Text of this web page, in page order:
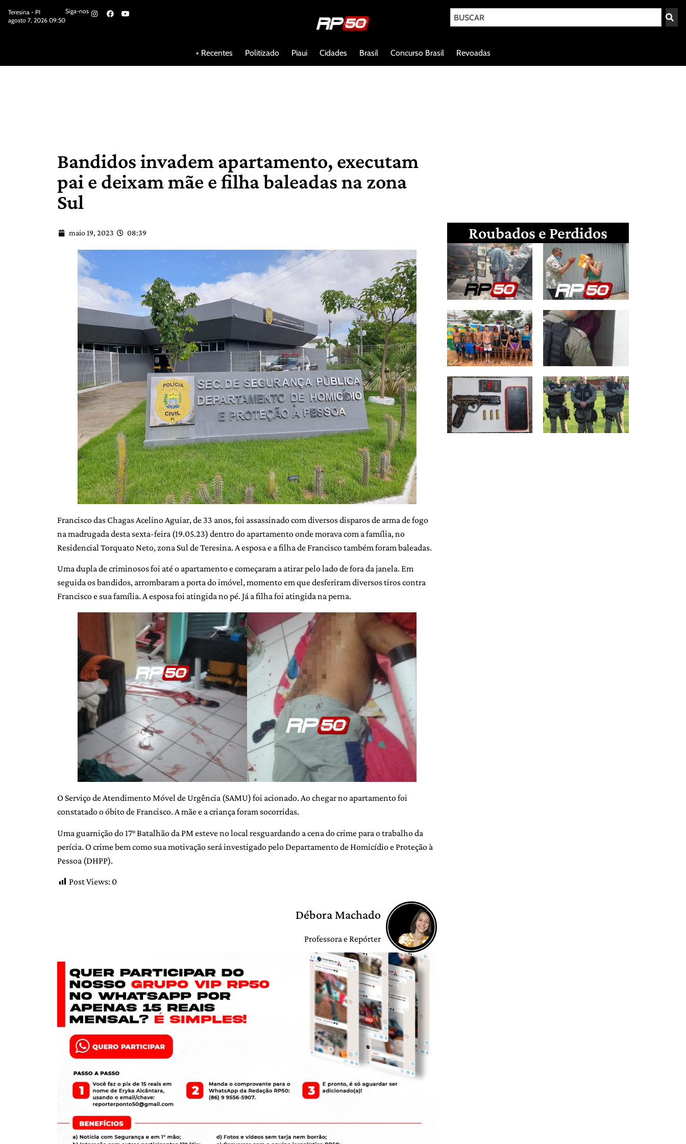
Teresina - PI
agosto 7, 2026 09:50
Siga-nos
+ Recentes Politizado Piaui Cidades Brasil Concurso Brasil Revoadas
Bandidos invadem apartamento, executam
pai e deixam mãe e filha baleadas na zona
Sul
maio 19, 2023 08:39
Francisco das Chagas Acelino Aguiar, de 33 anos, foi assassinado com diversos disparos de arma de fogo
na madrugada desta sexta-feira (19.05.23) dentro do apartamento onde morava com a família, no
Residencial Torquato Neto, zona Sul de Teresina. A esposa e a filha de Francisco também foram baleadas.
Uma dupla de criminosos foi até o apartamento e começaram a atirar pelo lado de fora da janela. Em
seguida os bandidos, arrombaram a porta do imóvel, momento em que desferiram diversos tiros contra
Francisco e sua família. A esposa foi atingida no pé. Já a filha foi atingida na perna.
O Serviço de Atendimento Móvel de Urgência (SAMU) foi acionado. Ao chegar no apartamento foi
constatado o óbito de Francisco. A mãe e a criança foram socorridas.
Uma guarnição do 17° Batalhão da PM esteve no local resguardando a cena do crime para o trabalho da
perícia. O crime bem como sua motivação será investigado pelo Departamento de Homicídio e Proteção à
Pessoa (DHPP).
Post Views: 0
Débora Machado
Professora e Repórter
Roubados e Perdidos